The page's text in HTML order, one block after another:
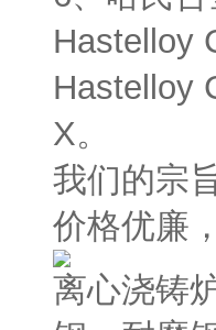
Hastelloy
Hastelloy
X。
我们的宗
价格优廉
离心浇铸